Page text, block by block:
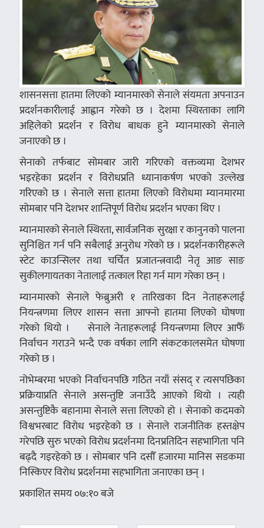
शासनसत्ता हातमा लिएको म्यानमारको सेनाले संयमता अपनाउन
प्रदर्शनकारीलाई आह्वान गरेको छ । देशमा स्थिरताका लागि
अहिलेको प्रदर्शन र विरोध बाधक हुने म्यानमारको सेनाले
जनाएको छ ।
सेनाको तर्फबाट सोमबार जारी गरिएको वक्तव्यमा देशभर
भइरहेका प्रदर्शन र विरोधप्रति ध्यानाकर्षण भएको उल्लेख
गरिएको छ । सेनाले सत्ता हातमा लिएको विरोधमा म्यानमारमा
सोमबार पनि देशभर शान्तिपूर्ण विरोध प्रदर्शन भएका थिए ।
म्यानमारको सेनाले स्थिरता, सार्वजनिक सुरक्षा र कानुनको पालना
सुनिश्चित गर्न पनि सबैलाई अनुरोध गरेको छ । प्रदर्शनकारीहरूले
स्टेट काउन्सिलर तथा चर्चित प्रजातन्त्रवादी नेतृ आङ साङ
सुकीलगायतका नेतालाई तत्काल रिहा गर्न माग गरेका छन् ।
म्यानमारको सेनाले फेब्रुअरी १ तारिखका दिन नेताहरूलाई
नियन्त्रणमा लिएर शासन सत्ता आफ्नो हातमा लिएको घोषणा
गरेको थियो । सेनाले नेताहरूलाई नियन्त्रणमा लिएर आफैँ
निर्वाचन गराउने भन्दै एक वर्षका लागि संकटकालसमेत घोषणा
गरेको छ ।
नोभेम्बरमा भएको निर्वाचनपछि गठित नयाँ संसद् र त्यसपछिका
प्रक्रियाप्रति सेनाले असन्तुष्टि जनाउँदै आएको थियो । त्यही
असन्तुष्टिकै बहानामा सेनाले सत्ता लिएको हो । सेनाको कदमको
विश्वभरबाट विरोध भइरहेको छ । सेनाले राजनीतिक हस्तक्षेप
गरेपछि सुरु भएको विरोध प्रदर्शनमा दिनप्रतिदिन सहभागिता पनि
बढ्दै गइरहेको छ । सोमबार पनि दसौँ हजारमा मानिस सडकमा
निस्किएर विरोध प्रदर्शनमा सहभागिता जनाएका छन् ।
प्रकाशित समय ०७:१० बजे